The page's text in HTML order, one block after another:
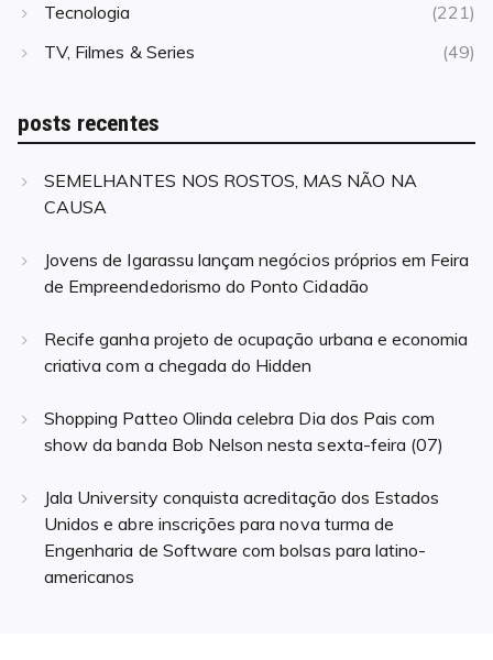
Tecnologia
(221)
TV, Filmes & Series
(49)
posts recentes
SEMELHANTES NOS ROSTOS, MAS NÃO NA
CAUSA
Jovens de Igarassu lançam negócios próprios em Feira
de Empreendedorismo do Ponto Cidadão
Recife ganha projeto de ocupação urbana e economia
criativa com a chegada do Hidden
Shopping Patteo Olinda celebra Dia dos Pais com
show da banda Bob Nelson nesta sexta-feira (07)
Jala University conquista acreditação dos Estados
Unidos e abre inscrições para nova turma de
Engenharia de Software com bolsas para latino-
americanos